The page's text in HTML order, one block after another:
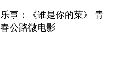
乐事：《谁是你的菜》 青
春公路微电影